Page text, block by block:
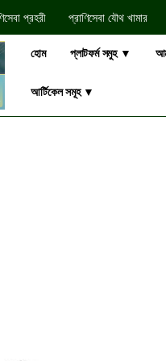
প্রহরী প্রাণিসেবা যৌথ খামার​
হোম প্লাটফর্ম সমুহ ▼
আর্টিকেল সমূহ ▼